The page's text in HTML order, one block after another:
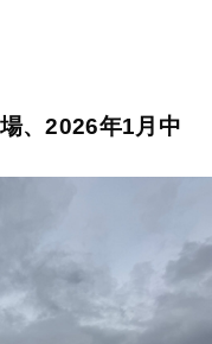
、2026年1月中